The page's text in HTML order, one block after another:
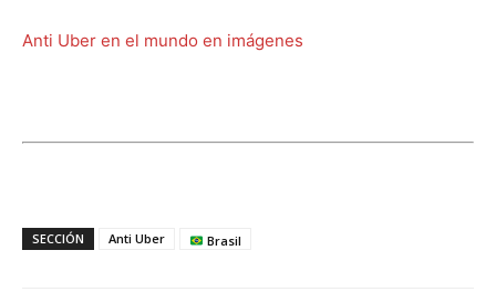
Anti Uber en el mundo en imágenes
SECCIÓN Anti Uber Brasil